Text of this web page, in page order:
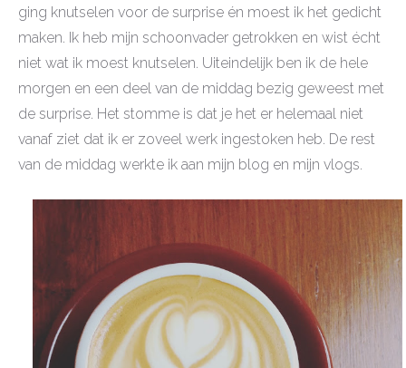
ging knutselen voor de surprise én moest ik het gedicht
maken. Ik heb mijn schoonvader getrokken en wist écht
niet wat ik moest knutselen. Uiteindelijk ben ik de hele
morgen en een deel van de middag bezig geweest met
de surprise. Het stomme is dat je het er helemaal niet
vanaf ziet dat ik er zoveel werk ingestoken heb. De rest
van de middag werkte ik aan mijn blog en mijn vlogs.